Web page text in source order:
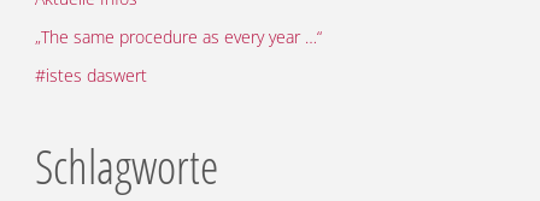
„The same procedure as every year …“
#istes daswert
Schlagworte